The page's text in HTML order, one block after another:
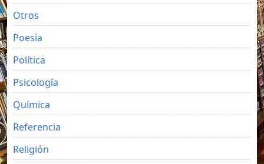
Otros
Poesía
Política
Psicología
Química
Referencia
Religión